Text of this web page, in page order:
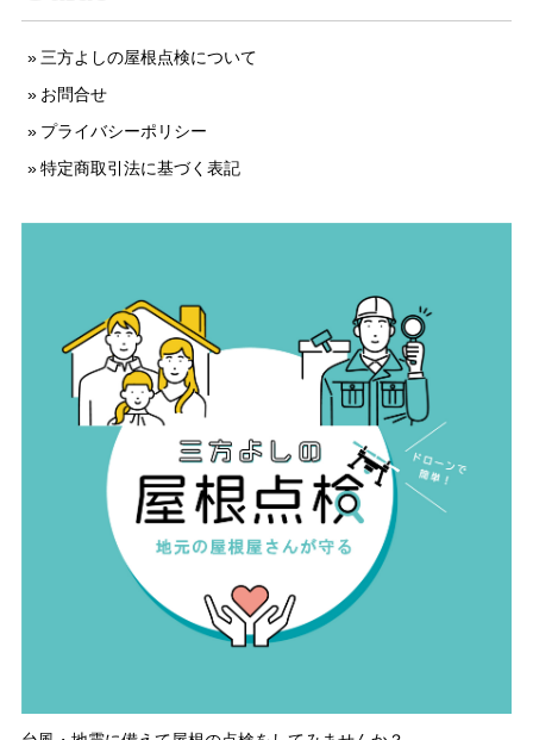
三方よしの屋根点検について
お問合せ
プライバシーポリシー
特定商取引法に基づく表記